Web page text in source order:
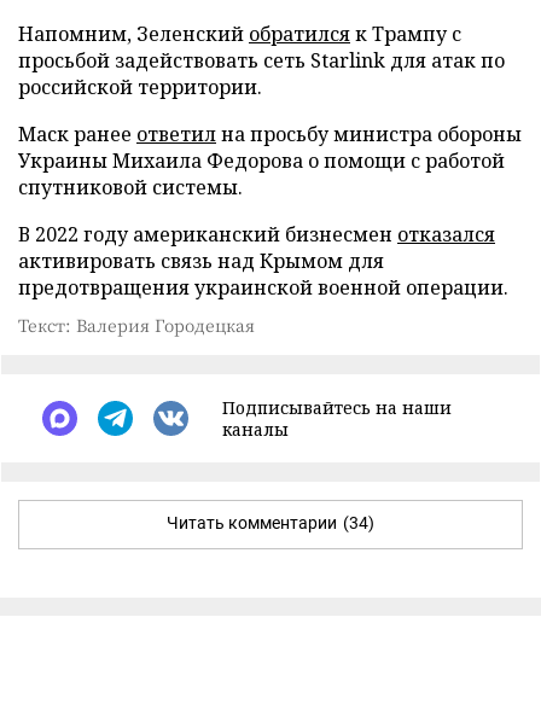
Напомним, Зеленский обратилсяк Трампу с
просьбой задействовать сеть Starlink для атак по
российской территории.
Маск ранее ответилна просьбу министра обороны
Украины Михаила Федорова о помощи с работой
спутниковой системы.
В 2022 году американский бизнесмен отказался
активировать связь над Крымом для
предотвращения украинской военной операции.
Текст: Валерия Городецкая
Подписывайтесь на наши
каналы
Читать комментарии (34)